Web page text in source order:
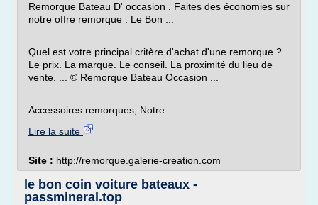
Remorque Bateau D' occasion . Faites des économies sur
notre offre remorque . Le Bon ...
Quel est votre principal critère d'achat d'une remorque ?
Le prix. La marque. Le conseil. La proximité du lieu de
vente. ... © Remorque Bateau Occasion ...
Accessoires remorques; Notre...
Lire la suite
Site : http://remorque.galerie-creation.com
le bon coin voiture bateaux -
passmineral.top